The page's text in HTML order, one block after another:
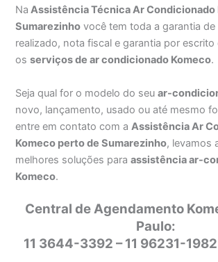
Na Assistência Técnica Ar Condicionado
Sumarezinho você tem toda a garantia
realizado, nota fiscal e garantia por escrito
osserviços de ar condicionado Komeco.
Seja qual for o modelo do seuar-
novo, lançamento, usado ou até mesmo
entre em contato com a Assistência Ar
Komeco perto de Sumarezinho, levamos
melhores soluções paraassistência ar-
Komeco.
Central de Agendamento
Paulo:
11 3644-3392 – 11 96231-